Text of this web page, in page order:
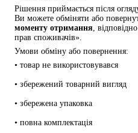
Рішення приймається після
Ви можете обміняти або
моменту отримання ,
прав споживачів».
Умови обміну або повернення:
• товар не використовувався
• збережений товарний вигляд
• збережена упаковка
• повна комплектація